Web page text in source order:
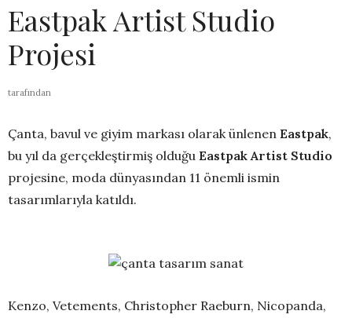
Eastpak Artist Studio
Projesi
tarafından
Çanta, bavul ve giyim markası olarak ünlenen Eastpak,
bu yıl da gerçekleştirmiş olduğu Eastpak Artist Studio
projesine, moda dünyasından 11 önemli ismin
tasarımlarıyla katıldı.
Kenzo, Vetements, Christopher Raeburn, Nicopanda,